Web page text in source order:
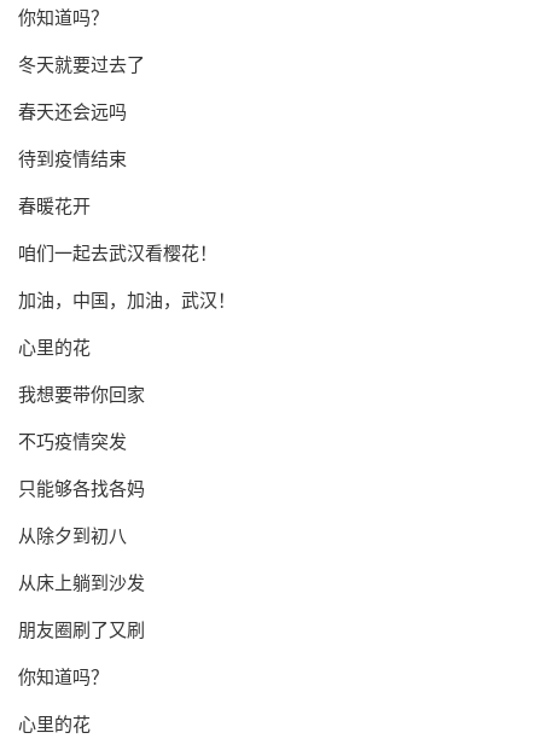
你知道吗？
冬天就要过去了
春天还会远吗
待到疫情结束
春暖花开
咱们一起去武汉看樱花！
加油，中国，加油，武汉！
心里的花
我想要带你回家
不巧疫情突发
只能够各找各妈
从除夕到初八
从床上躺到沙发
朋友圈刷了又刷
你知道吗？
心里的花